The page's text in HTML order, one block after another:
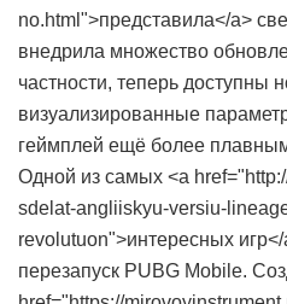
no.html">представила</a>
внедрила множество
частности, теперь доступны
визуализированные
геймплей ещё более
Одной из самых <a
sdelat-angliiskyu-versiu-
revolutuon">интересных
перезапуск PUBG Mobile.